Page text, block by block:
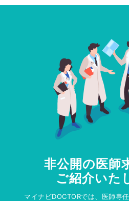
非公開の医師
ご紹介いた
マイナビDOCTORでは、医師専